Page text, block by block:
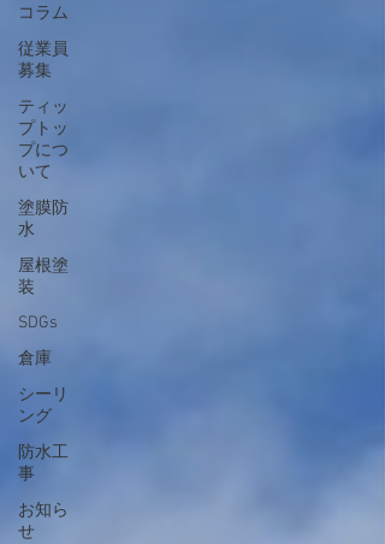
コラム
従業員
募集
ティッ
プトッ
プにつ
いて
塗膜防
水
屋根塗
装
SDGs
倉庫
シーリ
ング
防水工
事
お知ら
せ